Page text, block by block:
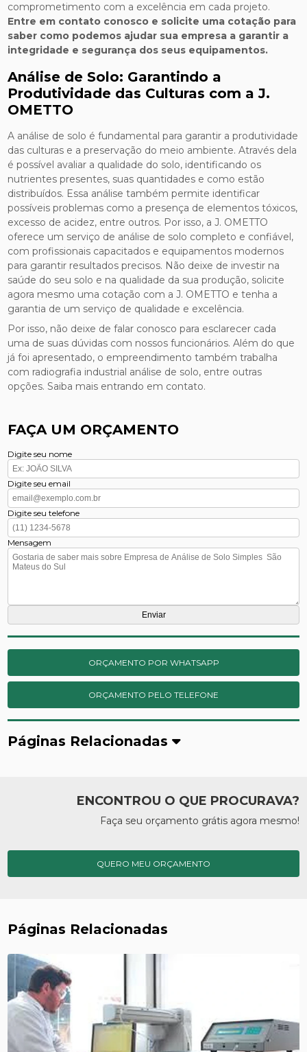
comprometimento com a excelência em cada projeto.
Entre em contato conosco e solicite uma cotação para
saber como podemos ajudar sua empresa a garantir a
integridade e segurança dos seus equipamentos.
Análise de Solo: Garantindo a
Produtividade das Culturas com a J.
OMETTO
A análise de solo é fundamental para garantir a produtividade
das culturas e a preservação do meio ambiente. Através dela
é possível avaliar a qualidade do solo, identificando os
nutrientes presentes, suas quantidades e como estão
distribuídos. Essa análise também permite identificar
possíveis problemas como a presença de elementos tóxicos,
excesso de acidez, entre outros. Por isso, a J. OMETTO
oferece um serviço de análise de solo completo e confiável,
com profissionais capacitados e equipamentos modernos
para garantir resultados precisos. Não deixe de investir na
saúde do seu solo e na qualidade da sua produção, solicite
agora mesmo uma cotação com a J. OMETTO e tenha a
garantia de um serviço de qualidade e excelência.
Por isso, não deixe de falar conosco para esclarecer cada
uma de suas dúvidas com nossos funcionários. Além do que
já foi apresentado, o empreendimento também trabalha
com radiografia industrial análise de solo, entre outras
opções. Saiba mais entrando em contato.
FAÇA UM ORÇAMENTO
Digite seu nome
Digite seu email
Digite seu telefone
Mensagem
ORÇAMENTO POR WHATSAPP
ORÇAMENTO PELO TELEFONE
Páginas Relacionadas
ENCONTROU O QUE PROCURAVA?
Faça seu orçamento grátis agora mesmo!
QUERO MEU ORÇAMENTO
Páginas Relacionadas